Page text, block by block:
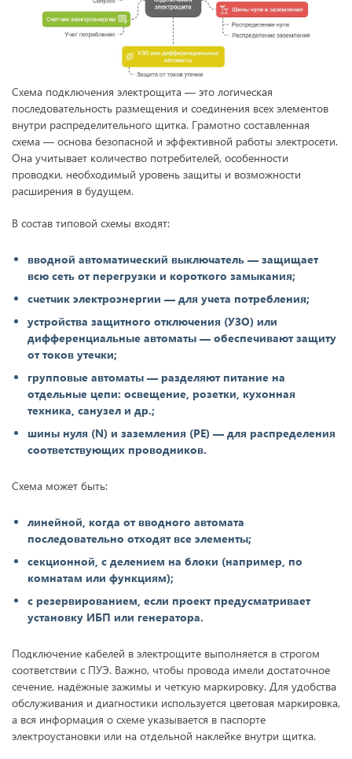
Схема подключения электрощита — это логическая
последовательность размещения и соединения всех элементов
внутри распределительного щитка. Грамотно составленная
схема — основа безопасной и эффективной работы электросети.
Она учитывает количество потребителей, особенности
проводки, необходимый уровень защиты и возможности
расширения в будущем.
В состав типовой схемы входят:
вводной автоматический выключатель — защищает
всю сеть от перегрузки и короткого замыкания;
счетчик электроэнергии — для учета потребления;
устройства защитного отключения (УЗО) или
дифференциальные автоматы — обеспечивают защиту
от токов утечки;
групповые автоматы — разделяют питание на
отдельные цепи: освещение, розетки, кухонная
техника, санузел и др.;
шины нуля (N) и заземления (PE) — для распределения
соответствующих проводников.
Схема может быть:
линейной, когда от вводного автомата
последовательно отходят все элементы;
секционной, с делением на блоки (например, по
комнатам или функциям);
с резервированием, если проект предусматривает
установку ИБП или генератора.
Подключение кабелей в электрощите выполняется в строгом
соответствии с ПУЭ. Важно, чтобы провода имели достаточное
сечение, надёжные зажимы и четкую маркировку. Для удобства
обслуживания и диагностики используется цветовая маркировка,
а вся информация о схеме указывается в паспорте
электроустановки или на отдельной наклейке внутри щитка.